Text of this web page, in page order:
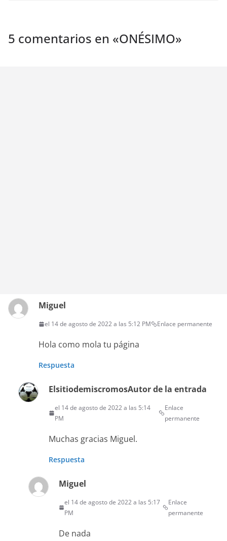
5 comentarios en «ONÉSIMO»
Miguel
el 14 de agosto de 2022 a las 5:12 PM Enlace permanente
Hola como mola tu página
Respuesta
ElsitiodemiscromosAutor de la entrada
el 14 de agosto de 2022 a las 5:14
PM
Enlace
permanente
Muchas gracias Miguel.
Respuesta
Miguel
el 14 de agosto de 2022 a las 5:17
PM
Enlace
permanente
De nada